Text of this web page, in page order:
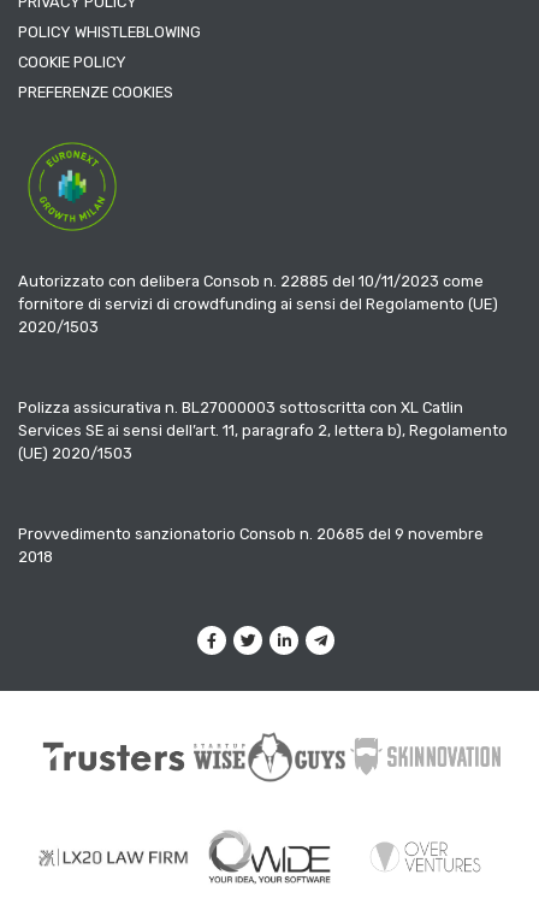
POLICY WHISTLEBLOWING
COOKIE POLICY
PREFERENZE COOKIES
Autorizzato con delibera Consob n. 22885 del 10/11/2023 come
fornitore di servizi di crowdfunding ai sensi del Regolamento (UE)
2020/1503
Polizza assicurativa n. BL27000003 sottoscritta con XL Catlin
Services SE ai sensi dell’art. 11, paragrafo 2, lettera b), Regolamento
(UE) 2020/1503
Provvedimento sanzionatorio Consob n. 20685 del 9 novembre
2018